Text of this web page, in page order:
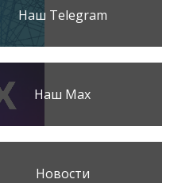
Наш Telegram
Наш Max
Новости